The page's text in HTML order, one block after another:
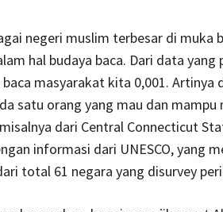
negeri muslim terbesar di muka
hal budaya baca. Dari data yang
masyarakat kita 0,001. Artinya
satu orang yang mau dan mampu
dari Central Connecticut
informasi dari UNESCO, yang
total 61 negara yang disurvey